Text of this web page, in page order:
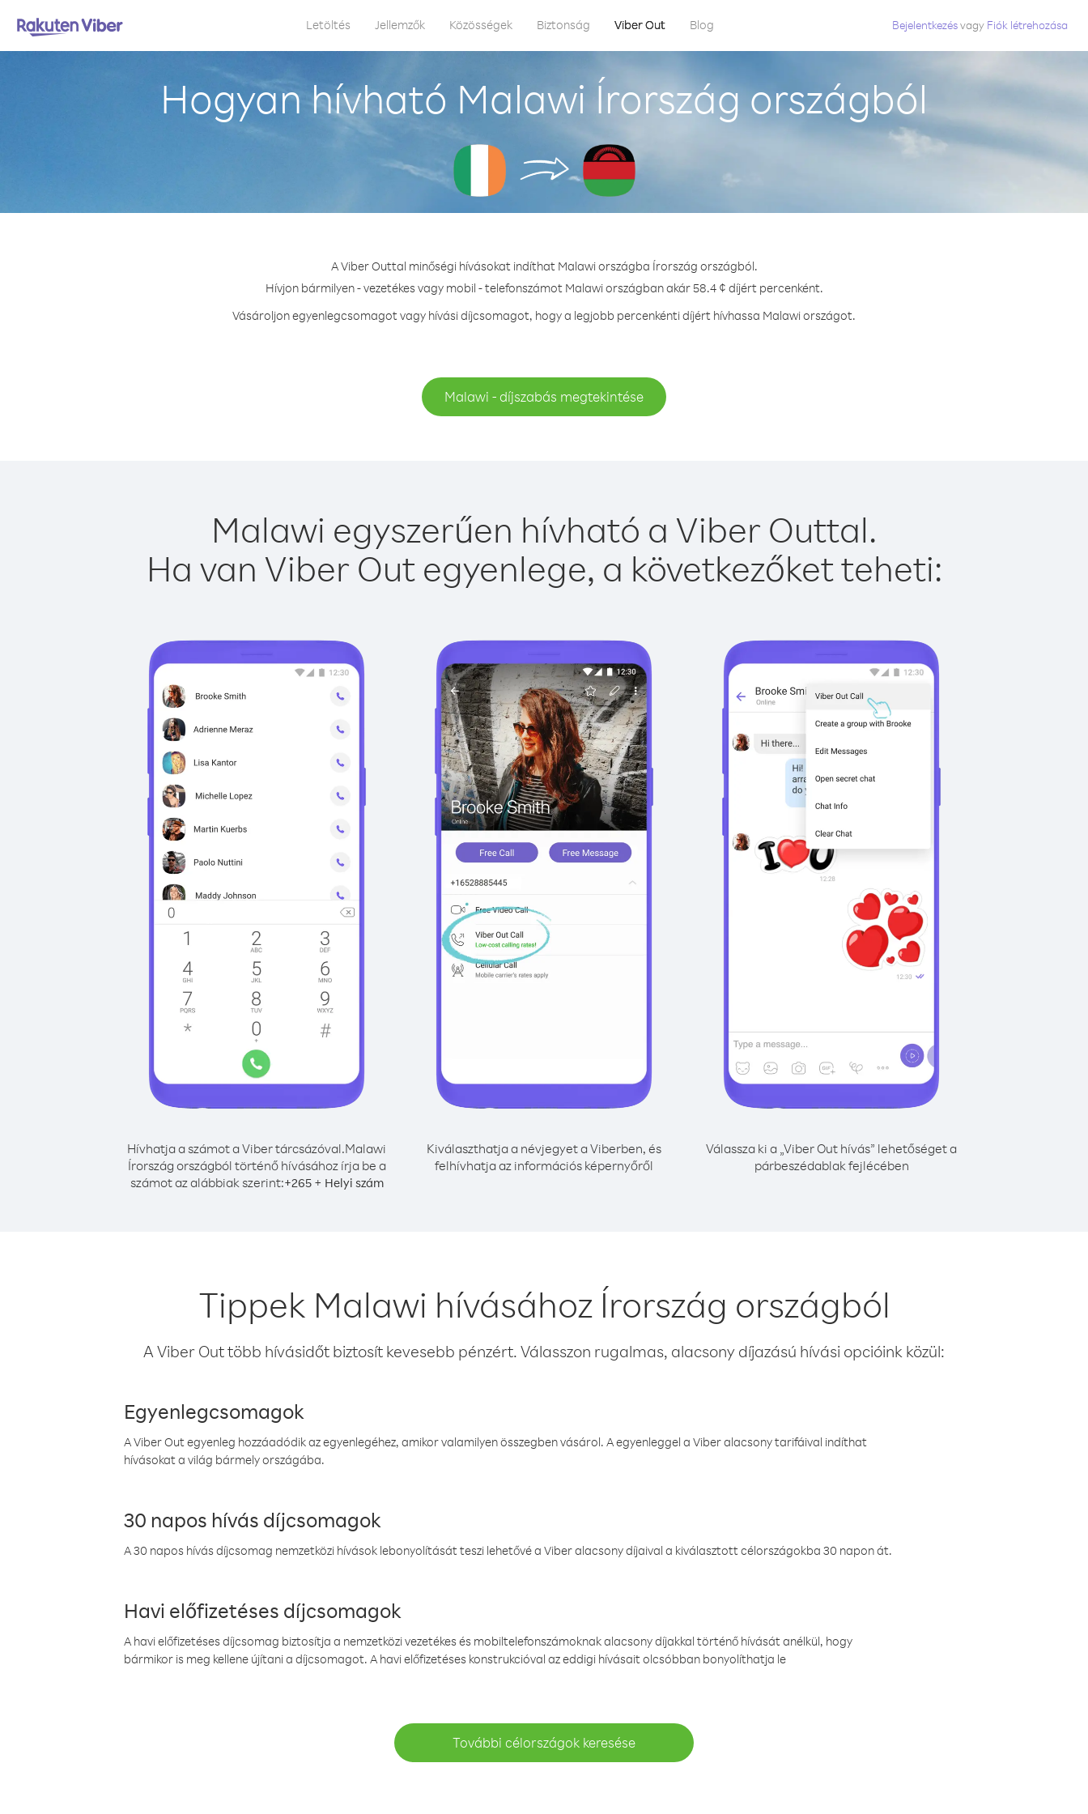
Letöltés Jellemzők Közösségek Biztonság Viber Out Blog Bejelentkezésvagy Fiók létrehozása
Hogyan hívható Malawi Írország országból
A Viber Outtal minőségi hívásokat indíthat Malawi országba Írország országból.
Hívjon bármilyen - vezetékes vagy mobil - telefonszámot Malawi országban akár 58.4 ¢ díjért percenként.
Vásároljon egyenlegcsomagot vagy hívási díjcsomagot, hogy a legjobb percenkénti díjért hívhassa Malawi országot.
Malawi - díjszabás megtekintése
Malawi egyszerűen hívható a Viber Outtal.
Ha van Viber Out egyenlege, a következőket teheti:
Hívhatja a számot a Viber tárcsázóval.Malawi
Írország országból történő hívásához írja be a
számot az alábbiak szerint:+265+ Helyi szám
Kiválaszthatja a névjegyet a Viberben, és
felhívhatja az információs képernyőről
Válassza ki a „Viber Out hívás” lehetőséget a
párbeszédablak fejlécében
Tippek Malawi hívásához Írország országból
A Viber Out több hívásidőt biztosít kevesebb pénzért. Válasszon rugalmas, alacsony díjazású hívási opcióink közül:
Egyenlegcsomagok
A Viber Out egyenleg hozzáadódik az egyenlegéhez, amikor valamilyen összegben vásárol. A egyenleggel a Viber alacsony tarifáival indíthat
hívásokat a világ bármely országába.
30 napos hívás díjcsomagok
A 30 napos hívás díjcsomag nemzetközi hívások lebonyolítását teszi lehetővé a Viber alacsony díjaival a kiválasztott célországokba 30 napon át.
Havi előfizetéses díjcsomagok
A havi előfizetéses díjcsomag biztosítja a nemzetközi vezetékes és mobiltelefonszámoknak alacsony díjakkal történő hívását anélkül, hogy
bármikor is meg kellene újítani a díjcsomagot. A havi előfizetéses konstrukcióval az eddigi hívásait olcsóbban bonyolíthatja le
További célországok keresése